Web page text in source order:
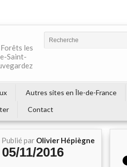
les
Saint-
Autres sites en Île-de-France
Contact
Publié par Olivier Hépiègne
11/2016